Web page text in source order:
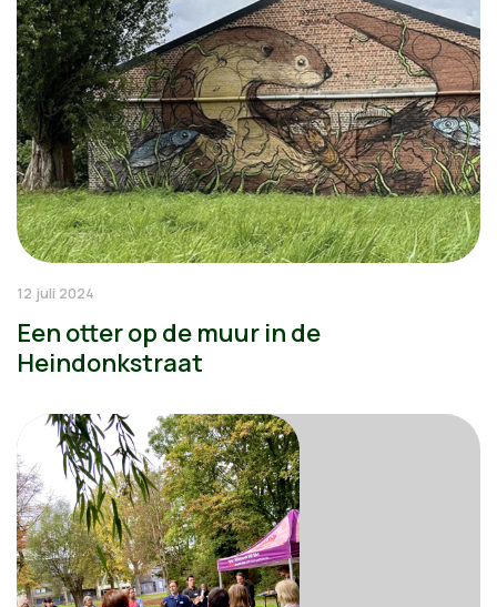
12 juli 2024
Een otter op de muur in de
Heindonkstraat